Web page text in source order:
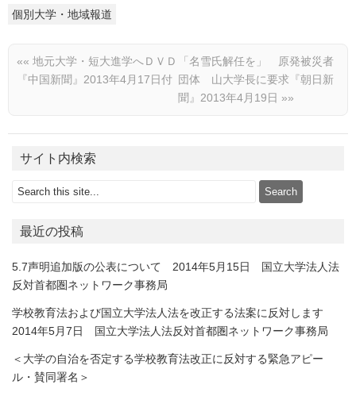
個別大学・地域報道
«« 地元大学・短大進学へＤＶＤ
『中国新聞』2013年4月17日付
「名雪氏解任を」 原発被災者
団体 山大学長に要求『朝日新
聞』2013年4月19日 »»
サイト内検索
最近の投稿
5.7声明追加版の公表について 2014年5月15日 国立大学法人法
反対首都圏ネットワーク事務局
学校教育法および国立大学法人法を改正する法案に反対します
2014年5月7日 国立大学法人法反対首都圏ネットワーク事務局
＜大学の自治を否定する学校教育法改正に反対する緊急アピー
ル・賛同署名＞